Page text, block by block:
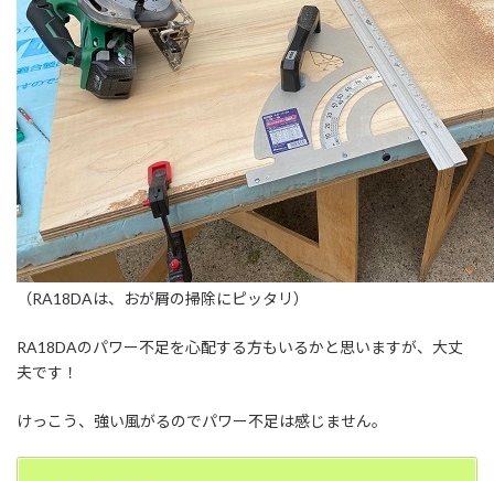
（RA18DAは、おが屑の掃除にピッタリ）
RA18DAのパワー不足を心配する方もいるかと思いますが、大丈
夫です！
けっこう、強い風がるのでパワー不足は感じません。